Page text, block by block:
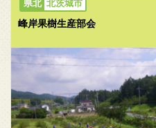
北茨城市
峰岸果樹生産部会